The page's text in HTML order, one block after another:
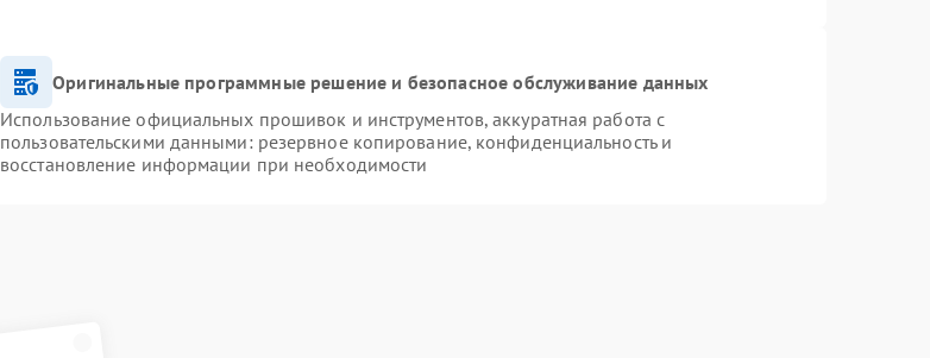
Оригинальные программные решение и безопасное обслуживание данных
Использование официальных прошивок и инструментов, аккуратная работа с
пользовательскими данными: резервное копирование, конфиденциальность и
восстановление информации при необходимости